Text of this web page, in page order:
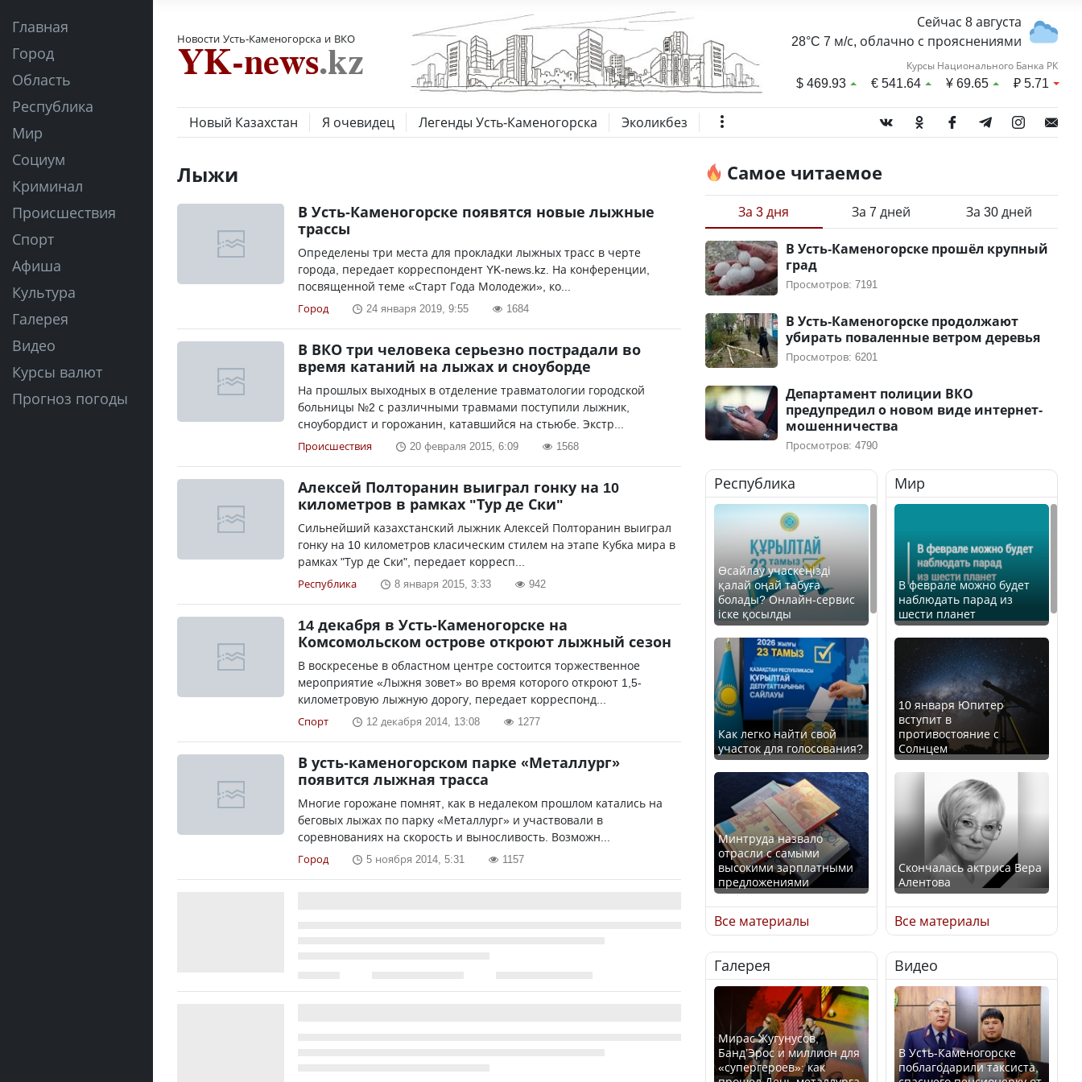
Главная
Город
Область
Республика
Мир
Социум
Криминал
Происшествия
Спорт
Афиша
Культура
Галерея
Видео
Курсы валют
Прогноз погоды
Новости Усть-Каменогорска и ВКО
Сейчас 8 августа
28°C 7 м/с, облачно с прояснениями
Курсы Национального Банка РК
$469.93 €541.64 ¥69.65 ₽5.71
Новый Казахстан Я очевидец Легенды Усть-Каменогорска Эколикбез
Лыжи
В Усть-Каменогорске появятся новые лыжные
трассы
Определены три места для прокладки лыжных трасс в черте
города, передает корреспондент YK-news.kz. На конференции,
посвященной теме «Старт Года Молодежи», ко...
Город 24 января 2019, 9:55 1684
В ВКО три человека серьезно пострадали во
время катаний на лыжах и сноуборде
На прошлых выходных в отделение травматологии городской
больницы №2 с различными травмами поступили лыжник,
сноубордист и горожанин, катавшийся на стьюбе. Экстр...
Происшествия 20 февраля 2015, 6:09 1568
Алексей Полторанин выиграл гонку на 10
километров в рамках "Тур де Ски"
Сильнейший казахстанский лыжник Алексей Полторанин выиграл
гонку на 10 километров класическим стилем на этапе Кубка мира в
рамках "Тур де Ски", передает корресп...
Республика 8 января 2015, 3:33 942
14 декабря в Усть-Каменогорске на
Комсомольском острове откроют лыжный сезон
В воскресенье в областном центре состоится торжественное
мероприятие «Лыжня зовет» во время которого откроют 1,5-
километровую лыжную дорогу, передает корреспонд...
Спорт 12 декабря 2014, 13:08 1277
В усть-каменогорском парке «Металлург»
появится лыжная трасса
Многие горожане помнят, как в недалеком прошлом катались на
беговых лыжах по парку «Металлург» и участвовали в
соревнованиях на скорость и выносливость. Возможн...
Город 5 ноября 2014, 5:31 1157
Самое читаемое
За 3 дня За 7 дней За 30 дней
В Усть-Каменогорске прошёл крупный
град
Просмотров: 7191
В Усть-Каменогорске продолжают
убирать поваленные ветром деревья
Просмотров: 6201
Департамент полиции ВКО
предупредил о новом виде интернет-
мошенничества
Просмотров: 4790
Республика
Өсайлау учаскеңізді
қалай оңай табуға
болады? Онлайн-сервис
іске қосылды
Как легко найти свой
участок для голосования?
Минтруда назвало
отрасли с самыми
высокими зарплатными
предложениями
Искусственный интеллект
официально включили в
школьную программу
Казахстана
Все материалы
Мир
В феврале можно будет
наблюдать парад из
шести планет
10 января Юпитер
вступит в
противостояние с
Солнцем
Скончалась актриса Вера
Алентова
В РФ вынесен заочный
приговор по уголовному
делу об убийстве Игоря
Талькова
Все материалы
Галерея
Мирас Жугунусов,
Банд’Эрос и миллион для
«супергероев»: как
Видео
В Усть-Каменогорске
поблагодарили таксиста,